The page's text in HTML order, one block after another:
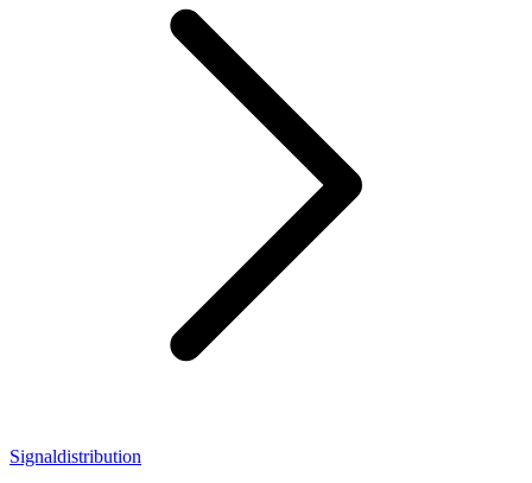
Signaldistribution